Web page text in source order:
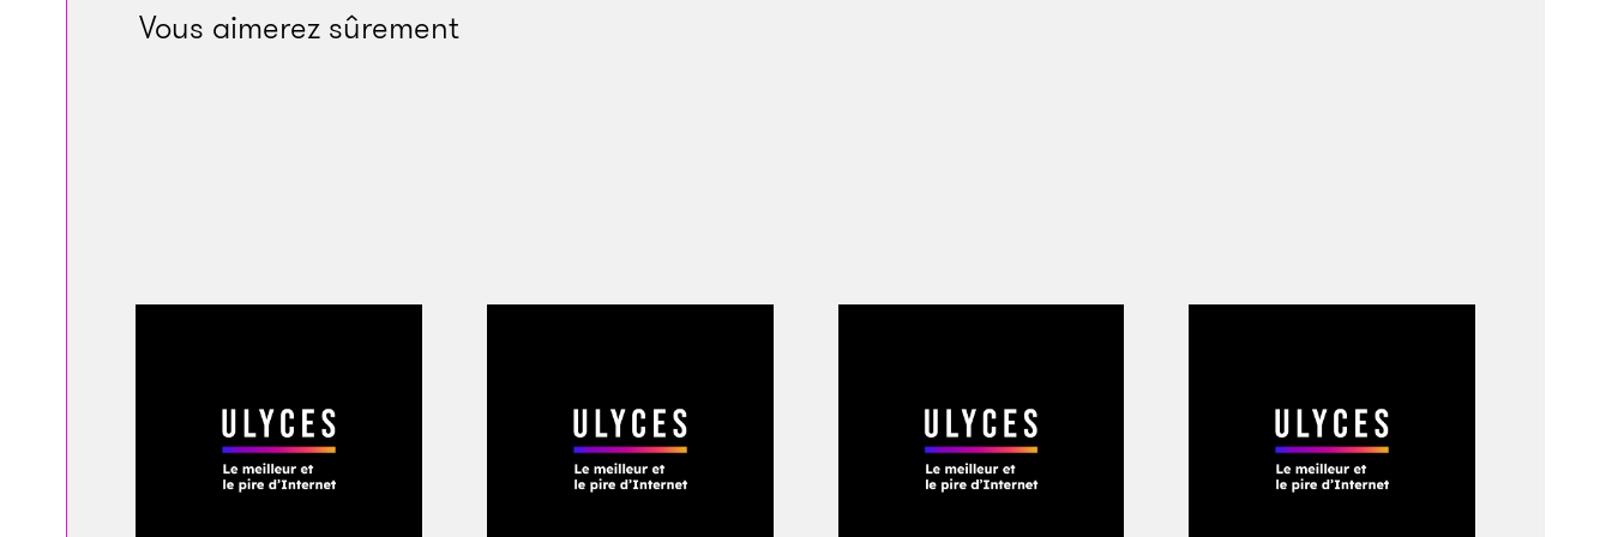
avec un petit handicap. Ses futurs supporters lui reprochent déjà de trop
espagnol.
En 2013, les Catalans l’avaient emporté en « soudoyant » le père de leur
prise, d’après la société DIS qui possédait 40 % de ses droits. Cette fois, les
Vous aimerez sûrement